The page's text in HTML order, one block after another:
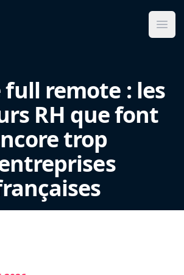
full remote : les
RH que font
trop